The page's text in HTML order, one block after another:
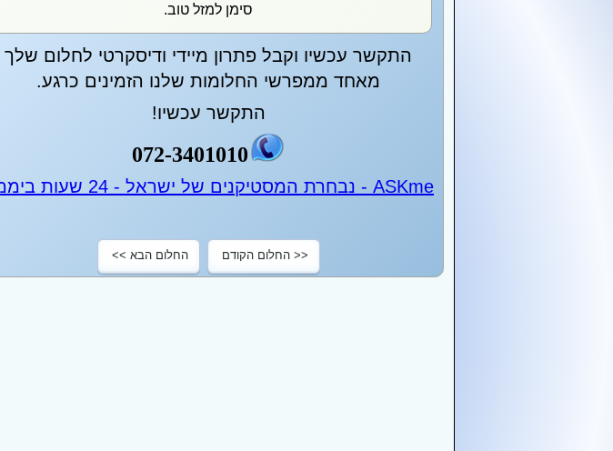
סימן למזל טוב.
התקשר עכשיו וקבל פתרון מיידי ודיסקרטי לחלום שלך
מאחד ממפרשי החלומות שלנו הזמינים כרגע.
התקשר עכשיו!
072-3401010
ASKme - נבחרת המסטיקנים של ישראל - 24 שעות ביממה
<< החלום הקודם החלום הבא >>